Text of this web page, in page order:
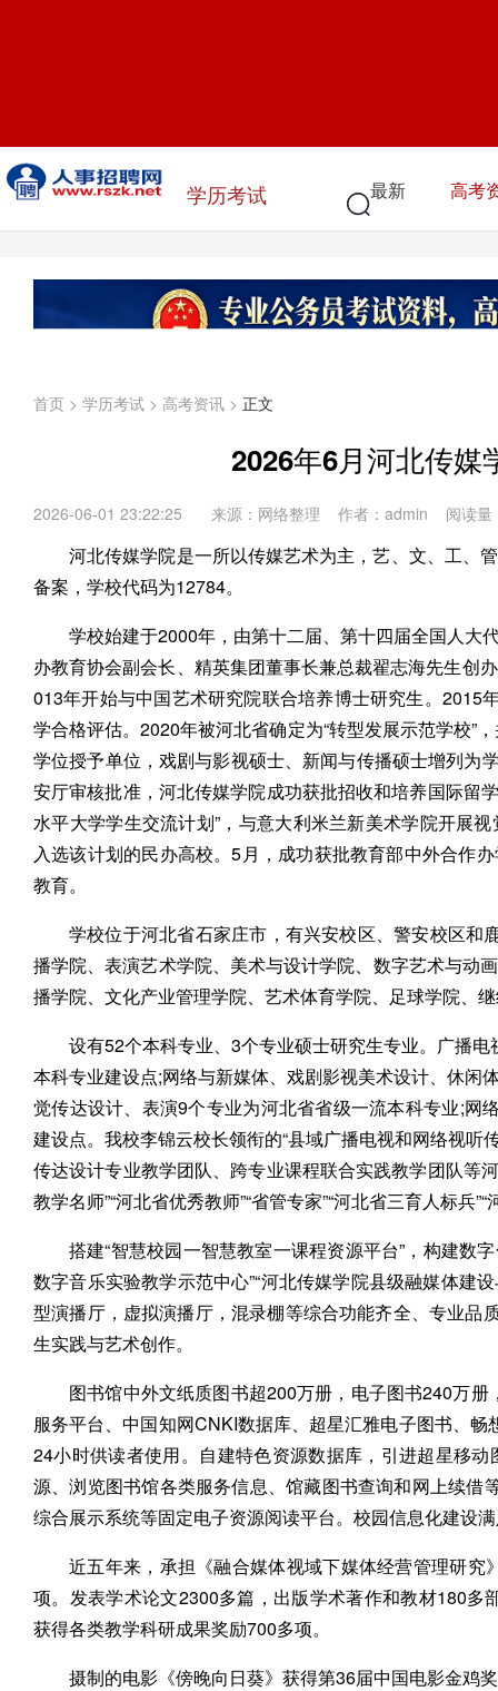
学历考试 最新 高考
首页 > 学历考试 > 高考资讯 > 正文
2026年6月河北传媒
2026-06-01 23:22:25 来源：网络整理 作者：admin 阅读量
河北传媒学院是一所以传媒艺术为主，艺、文、工、
备案，学校代码为12784。
学校始建于2000年，由第十二届、第十四届全国人大
办教育协会副会长、精英集团董事长兼总裁翟志海先生创
013年开始与中国艺术研究院联合培养博士研究生。2015
学合格评估。2020年被河北省确定为“转型发展示范学校”
学位授予单位，戏剧与影视硕士、新闻与传播硕士增列为
安厅审核批准，河北传媒学院成功获批招收和培养国际留
水平大学学生交流计划”，与意大利米兰新美术学院开展
入选该计划的民办高校。5月，成功获批教育部中外合作
教育。
学校位于河北省石家庄市，有兴安校区、警安校区
播学院、表演艺术学院、美术与设计学院、数字艺术与动
播学院、文化产业管理学院、艺术体育学院、足球学院、
设有52个本科专业、3个专业硕士研究生专业。广播
本科专业建设点;网络与新媒体、戏剧影视美术设计、休闲
觉传达设计、表演9个专业为河北省省级一流本科专业;网
建设点。我校李锦云校长领衔的“县域广播电视和网络视听
传达设计专业教学团队、跨专业课程联合实践教学团队等
教学名师”“河北省优秀教师”“省管专家”“河北省三育人标兵
搭建“智慧校园一智慧教室一课程资源平台”，构建数
数字音乐实验教学示范中心”“河北传媒学院县级融媒体建
型演播厅，虚拟演播厅，混录棚等综合功能齐全、专业
生实践与艺术创作。
图书馆中外文纸质图书超200万册，电子图书240万
服务平台、中国知网CNKI数据库、超星汇雅电子图书、
24小时供读者使用。自建特色资源数据库，引进超星移
源、浏览图书馆各类服务信息、馆藏图书查询和网上续
综合展示系统等固定电子资源阅读平台。校园信息化建设
近五年来，承担《融合媒体视域下媒体经营管理研
项。发表学术论文2300多篇，出版学术著作和教材180
获得各类教学科研成果奖励700多项。
摄制的电影《傍晚向日葵》获得第36届中国电影金鸡